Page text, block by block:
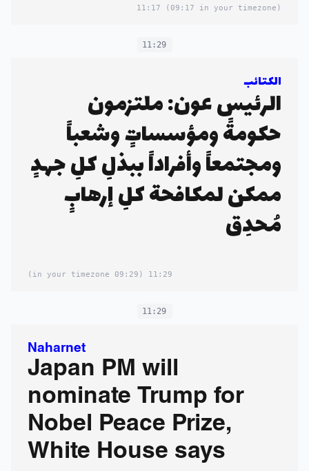
11:17 (09:17 in your timezone)
11:29
الكتائب
الرئيس عون: ملتزمون
حكومةً ومؤسساتٍ وشعباً
ومجتمعاً وأفراداً ببذلِ كلِ جهدٍ
ممكن لمكافحة كلِ إرهابٍ
مُحدِق
11:29
(09:29 in your timezone)
11:29
Naharnet
Japan PM will
nominate Trump for
Nobel Peace Prize,
White House says